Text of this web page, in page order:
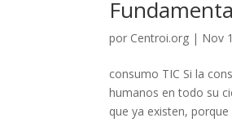
por Centroi.org | Nov
consumo TIC Si la
humanos en todo su
que ya existen, porque